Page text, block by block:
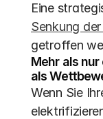
Eine
Senkung
getroffen
Mehr als
als
Wenn Sie